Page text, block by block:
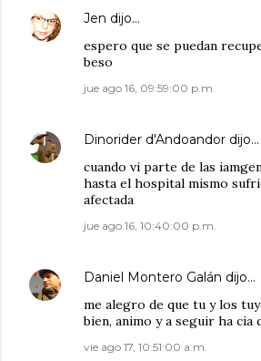
Jen dijo…
espero que se puedan
beso
jue ago 16, 09:59:00 p.m.
Dinorider d'Andoandor dijo…
cuando vi parte de las
hasta el hospital mismo
afectada
jue ago 16, 10:40:00 p.m.
Daniel Montero Galán dijo…
me alegro de que tu y los
bien, animo y a seguir ha cia
vie ago 17, 10:51:00 a.m.